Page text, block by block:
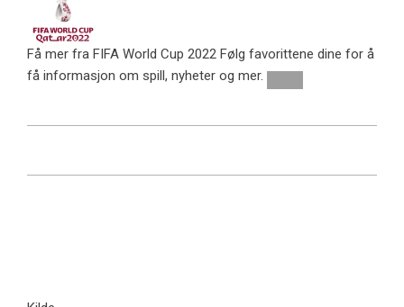
Få mer fra FIFA World Cup 2022 Følg favorittene dine for å
få informasjon om spill, nyheter og mer.